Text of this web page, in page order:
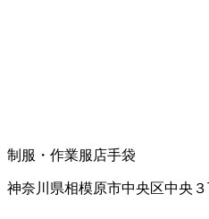
制服・作業服店手袋
神奈川県相模原市中央区中央